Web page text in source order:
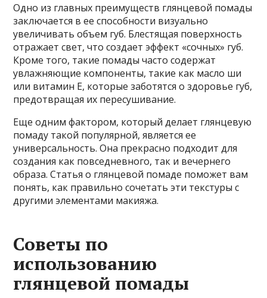
Одно из главных преимуществ глянцевой помады
заключается в ее способности визуально
увеличивать объем губ. Блестящая поверхность
отражает свет, что создает эффект «сочных» губ.
Кроме того, такие помады часто содержат
увлажняющие компоненты, такие как масло ши
или витамин Е, которые заботятся о здоровье губ,
предотвращая их пересушивание.
Еще одним фактором, который делает глянцевую
помаду такой популярной, является ее
универсальность. Она прекрасно подходит для
создания как повседневного, так и вечернего
образа. Статья о глянцевой помаде поможет вам
понять, как правильно сочетать эти текстуры с
другими элементами макияжа.
Советы по
использованию
глянцевой помады